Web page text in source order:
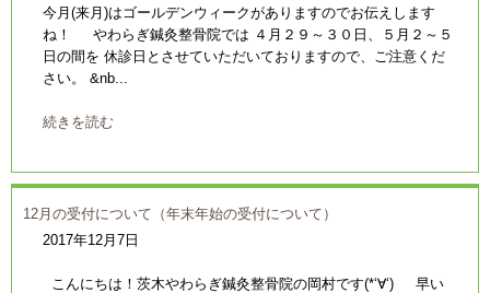
今月(来月)はゴールデンウィークがありますのでお伝えします
ね！ やわらぎ鍼灸整骨院では ４月２９～３０日、５月２～５
日の間を 休診日とさせていただいておりますので、ご注意くだ
さい。 &nb...
続きを読む
12月の受付について（年末年始の受付について）
2017年12月7日
こんにちは！茨木やわらぎ鍼灸整骨院の岡村です(*‘∀‘) 早い